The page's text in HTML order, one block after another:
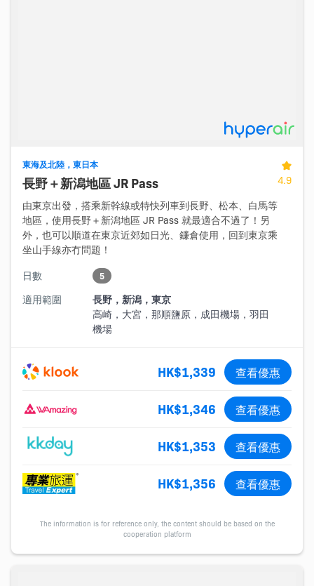
東海及北陸，東日本
長野＋新潟地區 JR Pass
由東京出發，搭乘新幹線或特快列車到長野、松本、白馬等
地區，使用長野＋新潟地區 JR Pass 就最適合不過了！另
外，也可以順道在東京近郊如日光、鐮倉使用，回到東京乘
坐山手線亦冇問題！
日數
5
適用範圍
長野，新潟，東京
高崎，大宮，那順鹽原，成田機場，羽田
機場
4.9
HK$1,339 查看優惠
HK$1,346 查看優惠
HK$1,353 查看優惠
HK$1,356 查看優惠
The information is for reference only, the content should be based on the
cooperation platform